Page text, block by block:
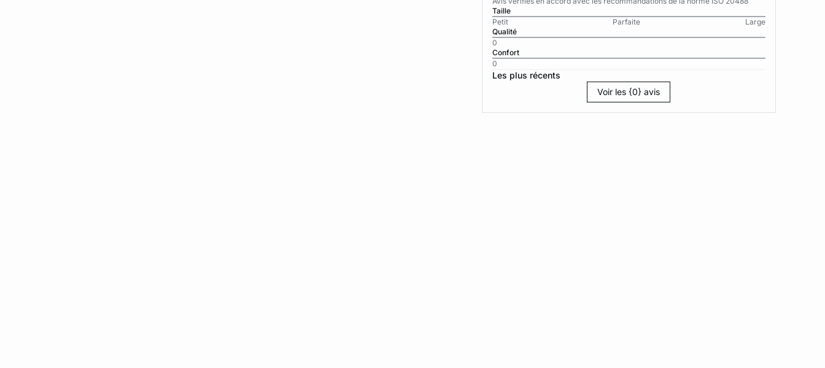
Taille
Petit
Parfaite
Large
Qualité
0
Confort
0
Les plus récents
Voir les {0} avis